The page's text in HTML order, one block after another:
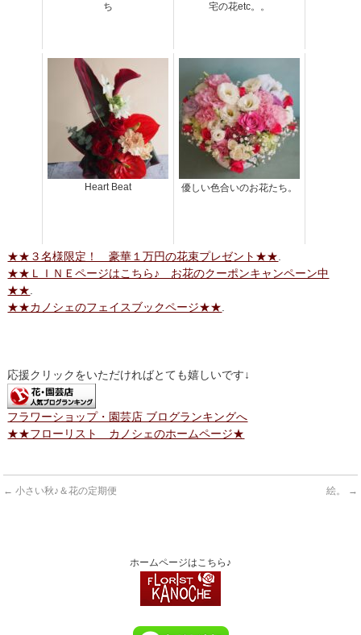
ち
宅の花etc。。
Heart Beat 優しい色合いのお花たち。
★★３名様限定！ 豪華１万円の花束プレゼント★★
★★ＬＩＮＥページはこちら♪ お花のクーポンキャンペーン中
★★
★★カノシェのフェイスブックページ★★
応援クリックをいただければとても嬉しいです↓
フラワーショップ・園芸店 ブログランキングへ
★★フローリスト カノシェのホームページ★
← 小さい秋♪＆花の定期便 絵。 →
ホームページはこちら♪